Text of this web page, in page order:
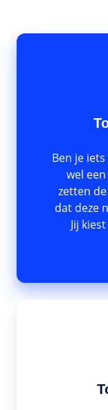
Ben je
wel
zetten
dat deze
Jij